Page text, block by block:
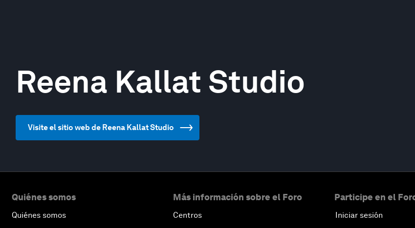
Reena Kallat Studio
Visite el sitio web de Reena Kallat Studio
Quiénes somos
Quiénes somos
Más información sobre el Foro
Centros
Participe en el
Iniciar sesión